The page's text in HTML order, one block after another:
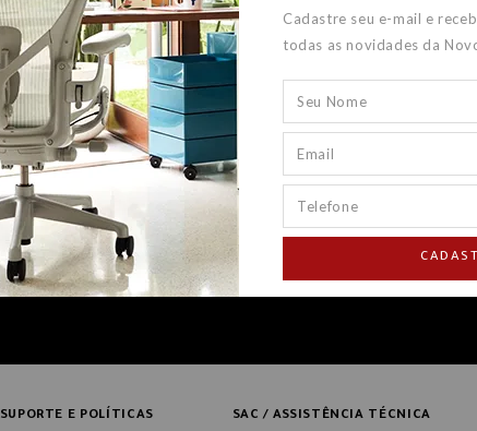
SUPORTE E POLÍTICAS SAC / ASSISTÊNCIA TÉCNICA
Cadastre seu e-mail e
todas as novidades da